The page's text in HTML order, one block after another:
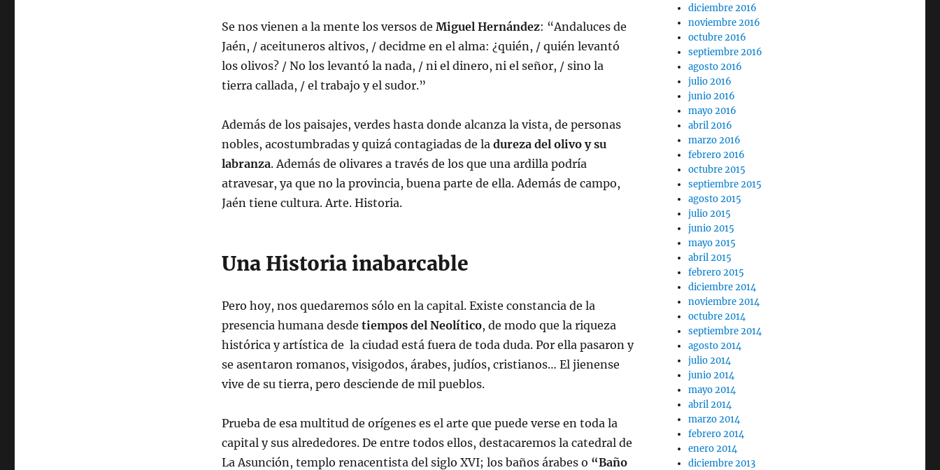
Se nos vienen a la mente los versos de Miguel Hernández: “Andaluces de
Jaén, / aceituneros altivos, / decidme en el alma: ¿quién, / quién levantó
los olivos? / No los levantó la nada, / ni el dinero, ni el señor, / sino la
tierra callada, / el trabajo y el sudor.”
Además de los paisajes, verdes hasta donde alcanza la vista, de personas
nobles, acostumbradas y quizá contagiadas de la dureza del olivo y su
labranza. Además de olivares a través de los que una ardilla podría
atravesar, ya que no la provincia, buena parte de ella. Además de campo,
Jaén tiene cultura. Arte. Historia.
Una Historia inabarcable
Pero hoy, nos quedaremos sólo en la capital. Existe constancia de la
presencia humana desde tiempos del Neolítico, de modo que la riqueza
histórica y artística de la ciudad está fuera de toda duda. Por ella pasaron y
se asentaron romanos, visigodos, árabes, judíos, cristianos… El jienense
vive de su tierra, pero desciende de mil pueblos.
Prueba de esa multitud de orígenes es el arte que puede verse en toda la
capital y sus alrededores. De entre todos ellos, destacaremos la catedral de
La Asunción, templo renacentista del siglo XVI; los baños árabes o “Baño
diciembre 2016
noviembre 2016
octubre 2016
septiembre 2016
agosto 2016
julio 2016
junio 2016
mayo 2016
abril 2016
marzo 2016
febrero 2016
octubre 2015
septiembre 2015
agosto 2015
julio 2015
junio 2015
mayo 2015
abril 2015
febrero 2015
diciembre 2014
noviembre 2014
octubre 2014
septiembre 2014
agosto 2014
julio 2014
junio 2014
mayo 2014
abril 2014
marzo 2014
febrero 2014
enero 2014
diciembre 2013